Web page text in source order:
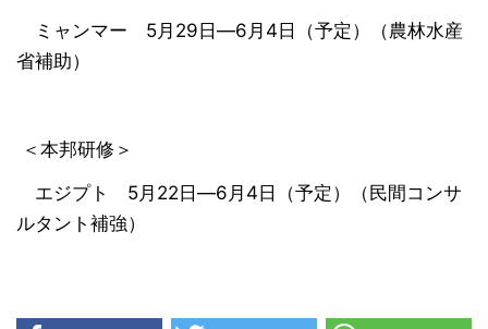
ミャンマー 5月29日―6月4日（予定）（農林水産
省補助）
＜本邦研修＞
エジプト 5月22日―6月4日（予定）（民間コンサ
ルタント補強）